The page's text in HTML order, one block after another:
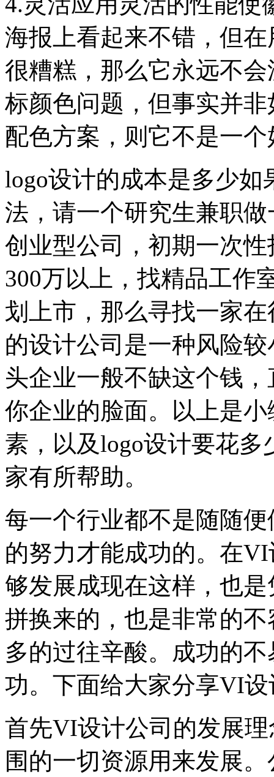
海报上看起来不错，但
很糟糕，那么它永远不
标颜色问题，但事实并
配色方案，则它不是一
logo设计的成本是多少
法，请一个研究生兼职
创业型公司，初期一次
300万以上，找精品工作
划上市，那么寻找一家
的设计公司是一种风险
头企业一般不缺这个钱
你企业的脸面。以上是
素，以及logo设计要花
家有所帮助。
每一个行业都不是随随
的努力才能成功的。在
够发展成现在这样，也
拼换来的，也是非常的
多的过往辛酸。成功的
功。下面给大家分享VI
首先VI设计公司的发展
围的一切资源用来发展